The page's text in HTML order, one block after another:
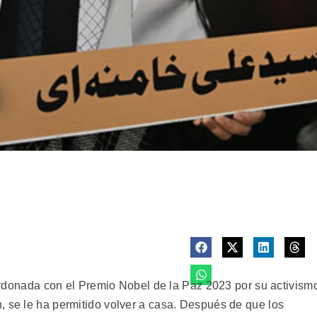
con el Premio Nobel de la Paz 2023 por su
se le ha permitido volver a casa. Después de que los